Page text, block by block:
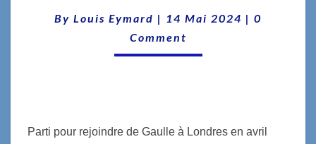
CONSEIL
By Louis Eymard | 14 Mai 2024 | Comments
0
Comment
Parti pour rejoindre de Gaulle à Londres en avril